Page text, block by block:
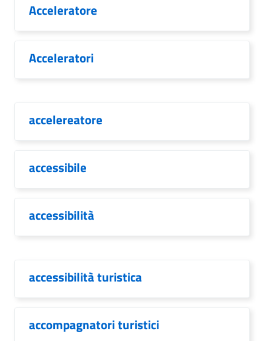
Acceleratore
Acceleratori
accelereatore
accessibile
accessibilità
accessibilità turistica
accompagnatori turistici